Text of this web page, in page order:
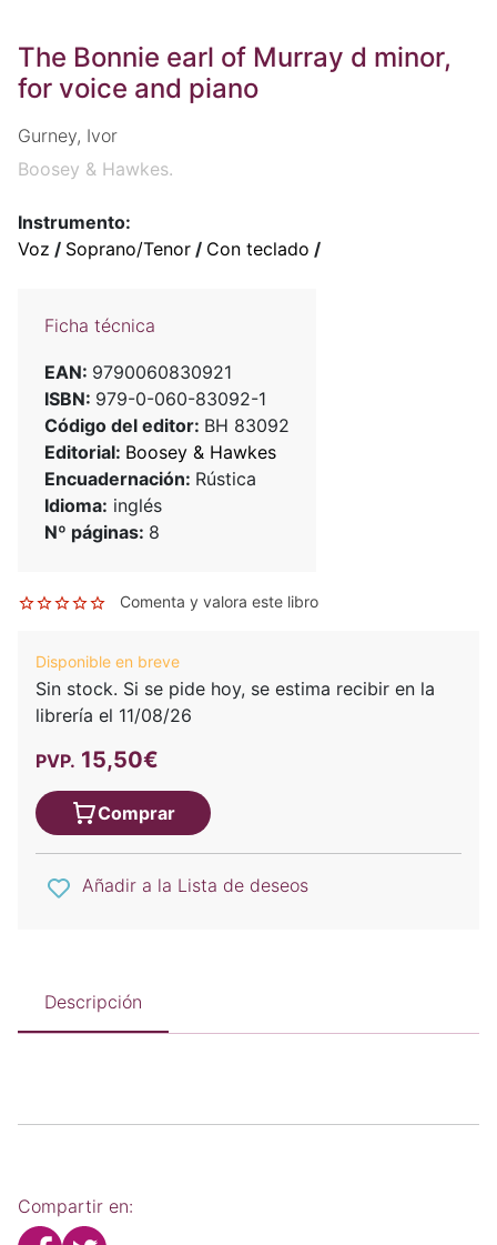
The Bonnie earl of Murray d minor,
for voice and piano
Gurney, Ivor
Boosey & Hawkes.
Instrumento:
Voz / Soprano/Tenor / Con teclado /
Ficha técnica
EAN: 9790060830921
ISBN: 979-0-060-83092-1
Código del editor: BH 83092
Editorial: Boosey & Hawkes
Encuadernación: Rústica
Idioma: inglés
Nº páginas: 8
Comenta y valora este libro
Disponible en breve
Sin stock. Si se pide hoy, se estima recibir en la
librería el 11/08/26
PVP. 15,50€
Comprar
Añadir a la Lista de deseos
Descripción
Compartir en: